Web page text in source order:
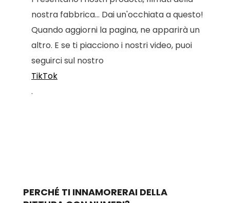
nostra fabbrica... Dai un'occhiata a questo!
Quando aggiorni la pagina, ne apparirà un
altro. E se ti piacciono i nostri video, puoi
seguirci sul nostro
TikTok
.
PERCHÉ TI INNAMORERAI DELLA